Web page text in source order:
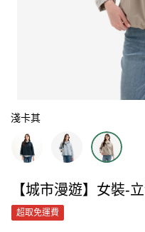
淺卡其
【城市漫遊】女裝-
超取免運費